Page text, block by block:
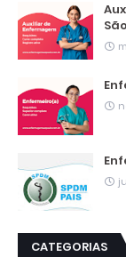
CATEGORIAS